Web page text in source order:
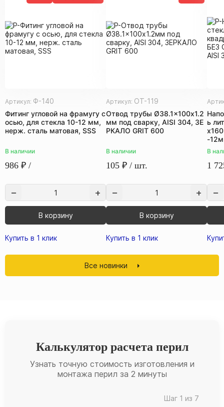
Артикул: Ф-140
Фитинг угловой на фрамугу с
осью, для стекла 10-12 мм,
нерж. сталь матовая, SSS
В наличии
986 ₽ /
В корзину
Купить в 1 клик
Артикул: ОТ-119
Отвод трубы Ø38.1x100х1.2
мм под сварку, AISI 304, ЗЕ
РКАЛО GRIT 600
В наличии
105 ₽ / шт.
В корзину
Купить в 1 клик
ь
-
В
1
Все новинки
Калькулятор расчета перил
Узнать точную стоимость изготовления и
монтажа перил за 2 минуты
Шаг 1 из 7